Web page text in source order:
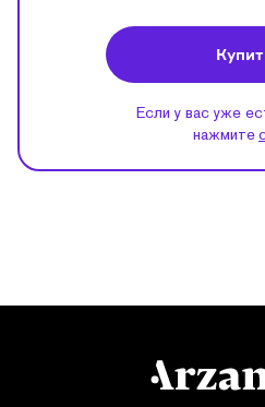
Если у вас уже
нажмите